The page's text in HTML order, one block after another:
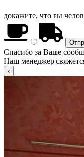
докажите, что вы
Спасибо за Ваше
Наш менеджер